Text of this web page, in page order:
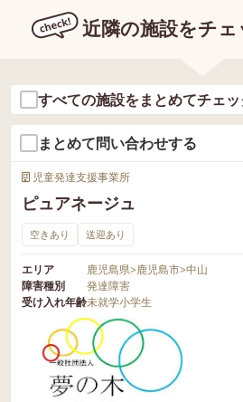
近隣の施設をチ
すべての施設をまとめてチェッ
まとめて問い合わせする
児童発達支援事業所
ピュアネージュ
空きあり 送迎あり
エリア 鹿児島県>鹿児島市>中山
障害種別
発達障害
受け入れ年齢未就学小学生